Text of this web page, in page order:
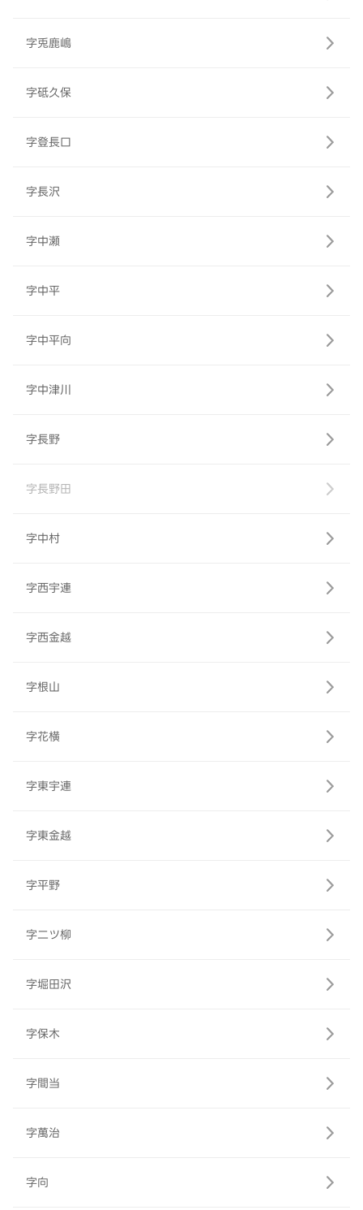
字兎鹿嶋
字砥久保
字登長口
字長沢
字中瀬
字中平
字中平向
字中津川
字長野
字長野田
字中村
字西宇連
字西金越
字根山
字花横
字東宇連
字東金越
字平野
字二ツ柳
字堀田沢
字保木
字間当
字萬治
字向